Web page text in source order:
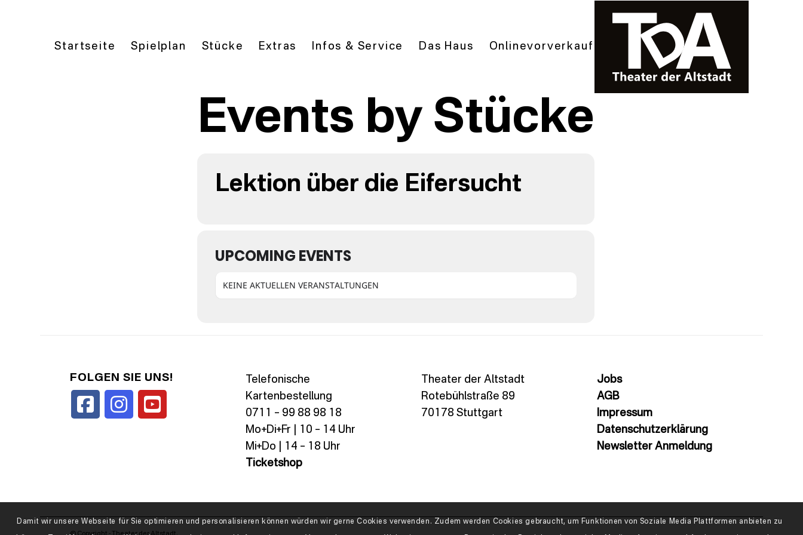
Startseite Spielplan Stücke Extras Infos & Service Das Haus Onlinevorverkauf
Events by Stücke
Lektion über die Eifersucht
UPCOMING EVENTS
KEINE AKTUELLEN VERANSTALTUNGEN
FOLGEN SIE UNS!
Telefonische
Kartenbestellung
0711 – 99 88 98 18
Mo+Di+Fr | 10 – 14 Uhr
Mi+Do | 14 – 18 Uhr
Ticketshop
Theater der Altstadt
Rotebühlstraße 89
70178 Stuttgart
Jobs
AGB
Impressum
Datenschutzerklärung
Newsletter Anmeldung
Damit wir unsere Webseite für Sie optimieren und personalisieren können würden wir gerne Cookies verwenden. Zudem werden Cookies gebraucht, um Funktionen von Soziale Media Plattformen anbieten zu